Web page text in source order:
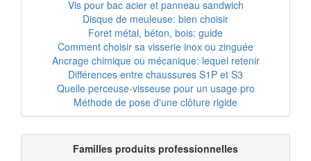
Vis pour bac acier et panneau sandwich
Disque de meuleuse: bien choisir
Foret métal, béton, bois: guide
Comment choisir sa visserie inox ou zinguée
Ancrage chimique ou mécanique: lequel retenir
Différences entre chaussures S1P et S3
Quelle perceuse-visseuse pour un usage pro
Méthode de pose d'une clôture rigide
Familles produits professionnelles